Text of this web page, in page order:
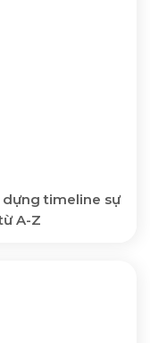
dựng timeline sự
A-Z